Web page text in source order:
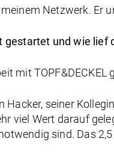
Netzwerk. Er
und wie lief
mit
Hacker, seiner
viel Wert darauf
sind. Das